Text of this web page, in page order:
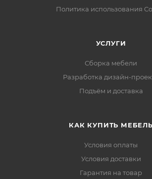
Политика использования
УСЛУГИ
Сборка мебели
Разработка дизайн-
Подъём и доставка
КАК КУПИТЬ МЕБЕЛЬ
Условия оплаты
Условия доставки
Гарантия на товар